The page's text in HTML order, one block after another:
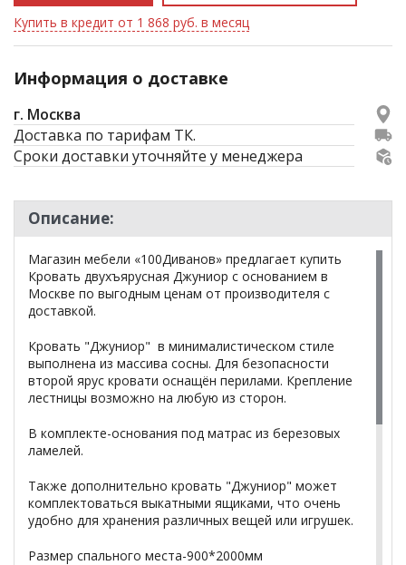
Купить в кредит от 1 868 руб. в месяц
Информация о доставке
г. Москва
Доставка по тарифам ТК.
Сроки доставки уточняйте у менеджера
Описание:
Магазин мебели «100Диванов» предлагает купить
Кровать двухъярусная Джуниор с основанием в
Москве по выгодным ценам от производителя с
доставкой.
Кровать "Джуниор" в минималистическом стиле
выполнена из массива сосны. Для безопасности
второй ярус кровати оснащён перилами. Крепление
лестницы возможно на любую из сторон.
В комплекте-основания под матрас из березовых
ламелей.
Также дополнительно кровать "Джуниор" может
комплектоваться выкатными ящиками, что очень
удобно для хранения различных вещей или игрушек.
Размер спального места-900*2000мм